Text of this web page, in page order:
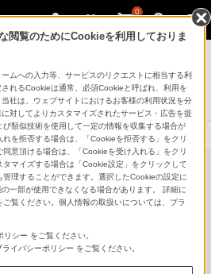
0
ィオ
閲覧のためにCookieを利用しておりま
ムへの入力等、サービスのリクエストに相当する利
れるCookieは通常、必須Cookieと呼ばれ、利用を
社は、ウェブサイトにおけるお客様の利用状況を分
対してよりカスタマイズされたサービス・広告を提
類似技術を使用して一定の情報を収集する場合が
を拒否する場合は、「Cookieを拒否する」をクリ
意頂ける場合は、「Cookieを受け入れる」をクリ
マイズする場合は「Cookie設定」をクリックして
理することができます。選択したCookieの設定に
一部が使用できなくなる場合があります。 詳細に
覧ください。個人情報の取扱いについては、プラ
リシー をご覧ください。
ライバシーポリシー をご覧ください。